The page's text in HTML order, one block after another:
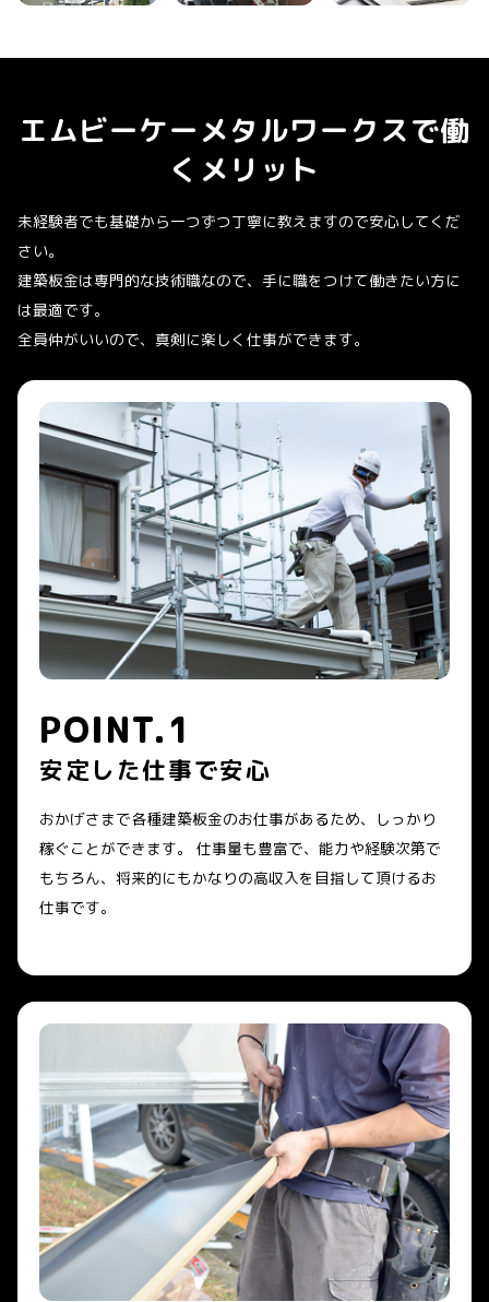
エムビーケーメタルワークスで働
くメリット
未経験者でも基礎から一つずつ丁寧に教えますので安心してくだ
さい。
建築板金は専門的な技術職なので、手に職をつけて働きたい方に
は最適です。
全員仲がいいので、真剣に楽しく仕事ができます。
POINT.1
安定した仕事で安心
おかげさまで各種建築板金のお仕事があるため、しっかり
稼ぐことができます。 仕事量も豊富で、能力や経験次第で
もちろん、将来的にもかなりの高収入を目指して頂けるお
仕事です。